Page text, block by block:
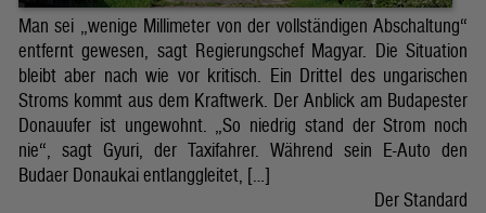
Man sei „wenige Millimeter von der vollständigen Abschaltung“
entfernt gewesen, sagt Regierungschef Magyar. Die Situation
bleibt aber nach wie vor kritisch. Ein Drittel des ungarischen
Stroms kommt aus dem Kraftwerk. Der Anblick am Budapester
Donauufer ist ungewohnt. „So niedrig stand der Strom noch
nie“, sagt Gyuri, der Taxifahrer. Während sein E-Auto den
Budaer Donaukai entlanggleitet, […]
Der Standard